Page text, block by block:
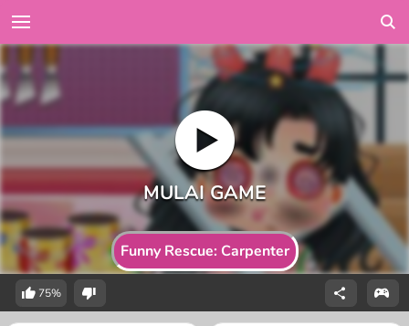
Funny Rescue: Carpenter
75%